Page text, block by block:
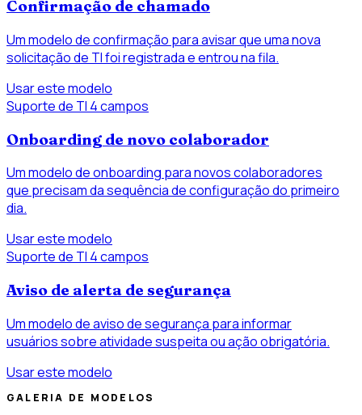
Confirmação de chamado
Um modelo de confirmação para avisar que uma nova
solicitação de TI foi registrada e entrou na fila.
Usar este modelo
Suporte de TI 4 campos
Onboarding de novo colaborador
Um modelo de onboarding para novos colaboradores
que precisam da sequência de configuração do primeiro
dia.
Usar este modelo
Suporte de TI 4 campos
Aviso de alerta de segurança
Um modelo de aviso de segurança para informar
usuários sobre atividade suspeita ou ação obrigatória.
Usar este modelo
GALERIA DE MODELOS